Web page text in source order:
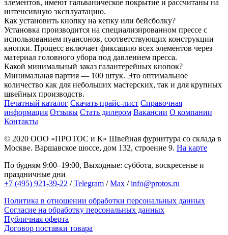
элементов, имеют гальваническое покрытие и рассчитаны на
интенсивную эксплуатацию.
Как установить кнопку на кепку или бейсболку?
Установка производится на специализированном прессе с
использованием пуансонов, соответствующих конструкции
кнопки. Процесс включает фиксацию всех элементов через
материал головного убора под давлением пресса.
Какой минимальный заказ галантерейных кнопок?
Минимальная партия — 100 штук. Это оптимальное
количество как для небольших мастерских, так и для крупных
швейных производств.
Печатный каталог Скачать прайс-лист Справочная
информация Отзывы Стать дилером Вакансии О компании
Контакты
© 2020 ООО «ПРОТОС и К» Швейная фурнитура со склада в
Москве. Варшавское шоссе, дом 132, строение 9. На карте
По будням 9:00–19:00, Выходные: суббота, воскресенье и
праздничные дни
+7 (495) 921-39-22 /Telegram /Max /info@protos.ru
Политика в отношении обработки персональных данных
Согласие на обработку персональных данных
Публичная оферта
Договор поставки товара